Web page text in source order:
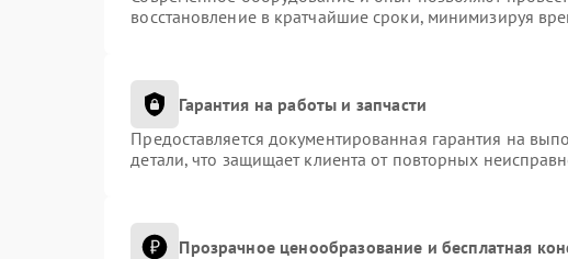
восстановление в кратчайшие сроки, минимизируя
Гарантия на работы и запчасти
Предоставляется документированная гарантия на
детали, что защищает клиента от повторных
Прозрачное ценообразование и бесплатная